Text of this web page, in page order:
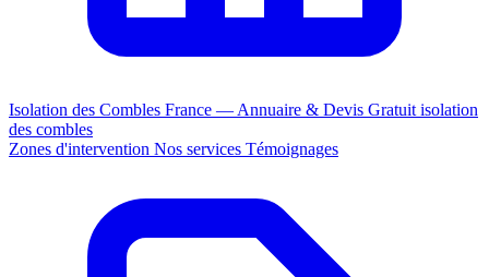
Isolation des Combles France — Annuaire & Devis Gratuit isolation
des combles
Zones d'intervention Nos services Témoignages